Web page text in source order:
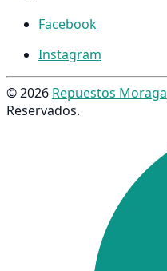
Facebook
Instagram
© 2026 Repuestos Moraga
Reservados.